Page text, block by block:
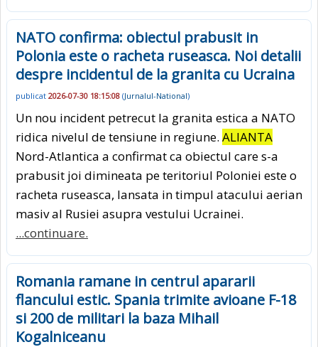
NATO confirma: obiectul prabusit in
Polonia este o racheta ruseasca. Noi detalii
despre incidentul de la granita cu Ucraina
publicat 2026-07-30 18:15:08 (Jurnalul-National)
Un nou incident petrecut la granita estica a NATO
ridica nivelul de tensiune in regiune. ALIANTA
Nord-Atlantica a confirmat ca obiectul care s-a
prabusit joi dimineata pe teritoriul Poloniei este o
racheta ruseasca, lansata in timpul atacului aerian
masiv al Rusiei asupra vestului Ucrainei.
...continuare.
Romania ramane in centrul apararii
flancului estic. Spania trimite avioane F-18
si 200 de militari la baza Mihail
Kogalniceanu